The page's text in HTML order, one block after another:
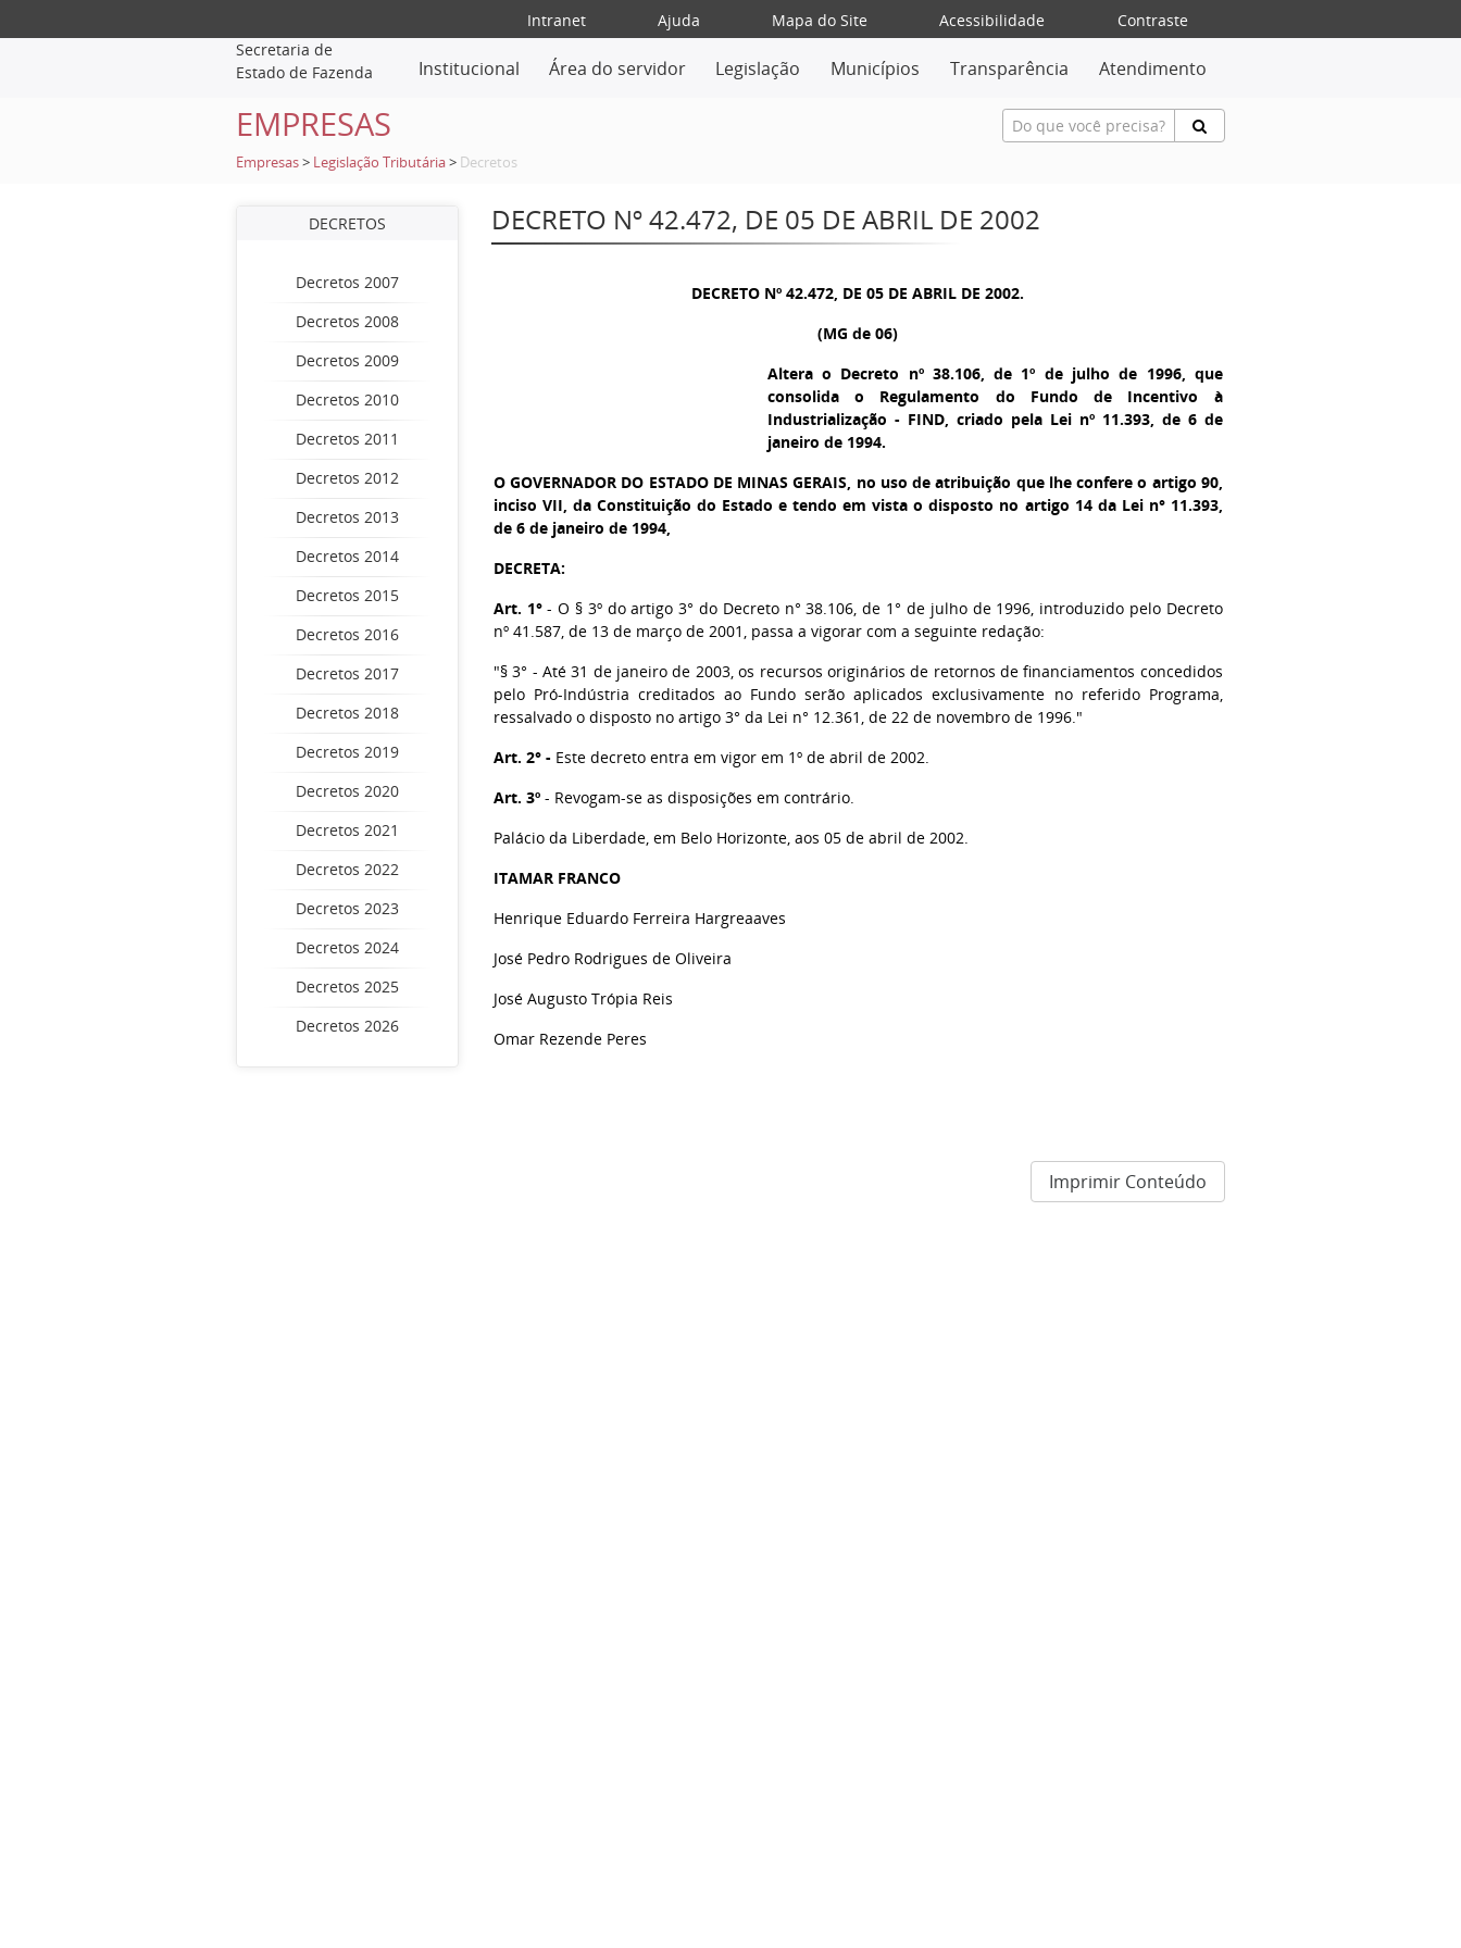
Intranet Ajuda Mapa do Site Acessibilidade
Contraste
Secretaria de
Estado de Fazenda
Institucional Área do servidor Legislação Municípios Transparência Atendimento
EMPRESAS
Empresas > Legislação Tributária > Decretos
DECRETOS
Decretos 2007
Decretos 2008
Decretos 2009
Decretos 2010
Decretos 2011
Decretos 2012
Decretos 2013
Decretos 2014
Decretos 2015
Decretos 2016
Decretos 2017
Decretos 2018
Decretos 2019
Decretos 2020
Decretos 2021
Decretos 2022
Decretos 2023
Decretos 2024
Decretos 2025
Decretos 2026
DECRETO Nº 42.472, DE 05 DE ABRIL DE 2002
DECRETO Nº 42.472, DE 05 DE ABRIL DE 2002.
(MG de 06)
Altera o Decreto nº 38.106, de 1º de julho de 1996, que
consolida o Regulamento do Fundo de Incentivo à
Industrialização - FIND, criado pela Lei nº 11.393, de 6 de
janeiro de 1994.
O GOVERNADOR DO ESTADO DE MINAS GERAIS, no uso de atribuição que lhe confere o artigo 90,
inciso VII, da Constituição do Estado e tendo em vista o disposto no artigo 14 da Lei n° 11.393,
de 6 de janeiro de 1994,
DECRETA:
Art. 1°- O § 3º do artigo 3° do Decreto n° 38.106, de 1° de julho de 1996, introduzido pelo Decreto
nº 41.587, de 13 de março de 2001, passa a vigorar com a seguinte redação:
"§ 3° - Até 31 de janeiro de 2003, os recursos originários de retornos de financiamentos concedidos
pelo Pró-Indústria creditados ao Fundo serão aplicados exclusivamente no referido Programa,
ressalvado o disposto no artigo 3° da Lei n° 12.361, de 22 de novembro de 1996."
Art. 2° -Este decreto entra em vigor em 1º de abril de 2002.
Art. 3º- Revogam-se as disposições em contrário.
Palácio da Liberdade, em Belo Horizonte, aos 05 de abril de 2002.
ITAMAR FRANCO
Henrique Eduardo Ferreira Hargreaaves
José Pedro Rodrigues de Oliveira
José Augusto Trópia Reis
Omar Rezende Peres
Imprimir Conteúdo